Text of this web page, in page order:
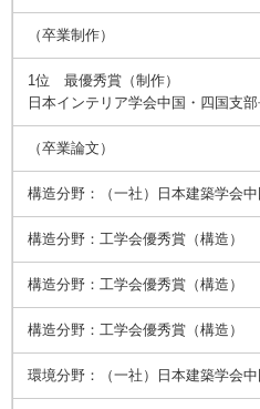
（卒業制作）
1位 最優秀賞（制作）
日本インテリア学会中国・四国支部
（卒業論文）
構造分野：（一社）日本建築学会
構造分野：工学会優秀賞（構造）
構造分野：工学会優秀賞（構造）
構造分野：工学会優秀賞（構造）
環境分野：（一社）日本建築学会中